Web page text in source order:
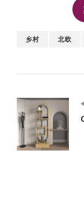
乡村 北欧